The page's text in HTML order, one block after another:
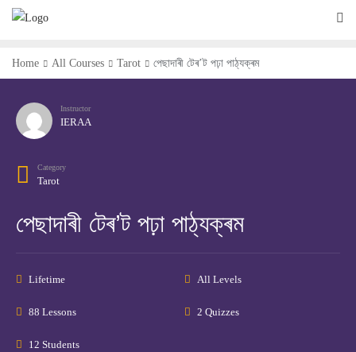
Home All Courses Tarot পেছাদাৰী টেৰ’ট পঢ়া পাঠ্যক্ৰম
Instructor
IERAA
Category
Tarot
পেছাদাৰী টেৰ’ট পঢ়া পাঠ্যক্ৰম
Lifetime All Levels
88 Lessons 2 Quizzes
12 Students